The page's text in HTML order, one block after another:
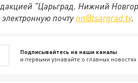
"Царьград. Нижний
почту nn@tsargrad.tv.
Подписывайтесь на наши каналы
и первыми узнавайте о главных